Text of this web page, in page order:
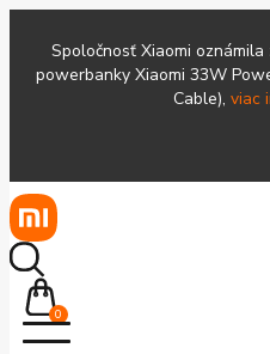
Spoločnosť Xiaomi
powerbanky Xiaomi 33W
Cable), viac
0